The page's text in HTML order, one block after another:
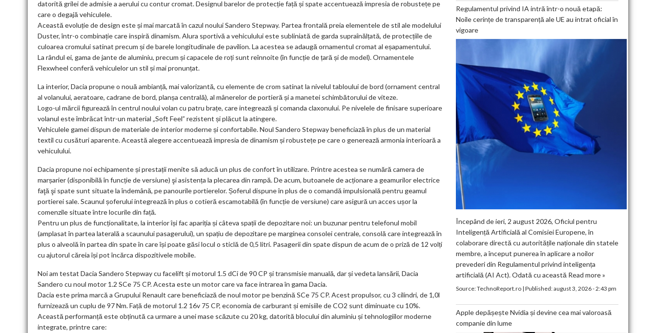
datorită grilei de admisie a aerului cu contur cromat. Designul barelor de protecție față și spate accentuează impresia de robustețe pe
care o degajă vehiculele.
Această evoluție de design este și mai marcată în cazul noului Sandero Stepway. Partea frontală preia elementele de stil ale modelului
Duster, într-o combinație care inspiră dinamism. Alura sportivă a vehiculului este subliniată de garda supraînălțată, de protecțiile de
culoarea cromului satinat precum și de barele longitudinale de pavilion. La acestea se adaugă ornamentul cromat al eșapamentului.
La rândul ei, gama de jante de aluminiu, precum și capacele de roți sunt reînnoite (în funcție de țară și de model). Ornamentele
Flexwheel conferă vehiculelor un stil și mai pronunțat.
La interior, Dacia propune o nouă ambianță, mai valorizantă, cu elemente de crom satinat la nivelul tabloului de bord (ornament central
al volanului, aeratoare, cadrane de bord, planșa centrală), al mânerelor de portieră și a manetei schimbătorului de viteze.
Logo-ul mărcii figurează în centrul noului volan cu patru brațe, care integrează și comanda claxonului. Pe nivelele de finisare superioare
volanul este îmbrăcat într-un material „Soft Feel” rezistent și plăcut la atingere.
Vehiculele gamei dispun de materiale de interior moderne și confortabile. Noul Sandero Stepway beneficiază în plus de un material
textil cu cusături aparente. Această alegere accentuează impresia de dinamism și robustețe pe care o generează armonia interioară a
vehiculului.
Dacia propune noi echipamente și prestații menite să aducă un plus de confort în utilizare. Printre acestea se numără camera de
marșarier (disponibilă în funcție de versiune) şi asistența la plecarea din rampă. De acum, butoanele de acționare a geamurilor electrice
faţă şi spate sunt situate la îndemână, pe panourile portierelor. Șoferul dispune în plus de o comandă impulsională pentru geamul
portierei sale. Scaunul șoferului integrează în plus o cotieră escamotabilă (în funcție de versiune) care asigură un acces ușor la
comenzile situate între locurile din față.
Pentru un plus de funcționalitate, la interior își fac apariția și câteva spații de depozitare noi: un buzunar pentru telefonul mobil
(amplasat în partea laterală a scaunului pasagerului), un spațiu de depozitare pe marginea consolei centrale, consolă care integrează în
plus o alveolă în partea din spate în care își poate găsi locul o sticlă de 0,5 litri. Pasagerii din spate dispun de acum de o priză de 12 volți
cu ajutorul căreia își pot încărca dispozitivele mobile.
Noi am testat Dacia Sandero Stepway cu facelift și motorul 1.5 dCi de 90 CP și transmisie manuală, dar și vedeta lansării, Dacia
Sandero cu noul motor 1.2 SCe 75 CP. Acesta este un motor care va face intrarea în gama Dacia.
Dacia este prima marcă a Grupului Renault care beneficiază de noul motor pe benzină SCe 75 CP. Acest propulsor, cu 3 cilindri, de 1,0l
furnizează un cuplu de 97 Nm. Față de motorul 1.2 16v 75 CP, economia de carburant și emisiile de CO2 sunt diminuate cu 10%.
Această performanță este obținută ca urmare a unei mase scăzute cu 20 kg, datorită blocului din aluminiu și tehnologiilor moderne
integrate, printre care:
Regulamentul privind IA intră într-o nouă etapă:
Noile cerințe de transparență ale UE au intrat oficial în
vigoare
Începând de ieri, 2 august 2026, Oficiul pentru
Inteligență Artificială al Comisiei Europene, în
colaborare directă cu autoritățile naționale din statele
membre, a început punerea în aplicare a noilor
prevederi din Regulamentul privind inteligența
artificială (AI Act). Odată cu această Read more »
Source:TechnoReport.ro| Published:august 3, 2026 - 2:43 pm
Apple depășește Nvidia și devine cea mai valoroasă
companie din lume